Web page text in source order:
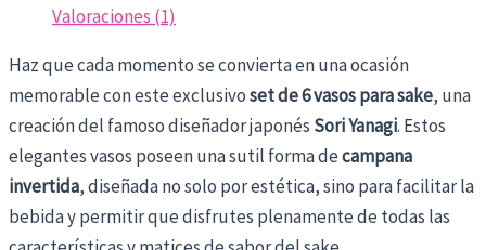
Valoraciones (1)
Haz que cada momento se convierta en una ocasión
memorable con este exclusivoset de 6 vasos para sake, una
creación del famoso diseñador japonés Sori Yanagi. Estos
elegantes vasos poseen una sutil forma decampana
invertida, diseñada no solo por estética, sino para facilitar la
bebida y permitir que disfrutes plenamente de todas las